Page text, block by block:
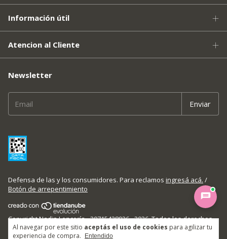
Al navegar por este sitio aceptás el uso de cookies para agilizar tu
experiencia de compra.
Entendido
Información útil
Atencion al Cliente
Newsletter
Defensa de las y los consumidores. Para reclamos ingresá acá. /
Botón de arrepentimiento
Copyright Nadin Lencería - 30715428926 - 2026. Todos los derechos
reservados.